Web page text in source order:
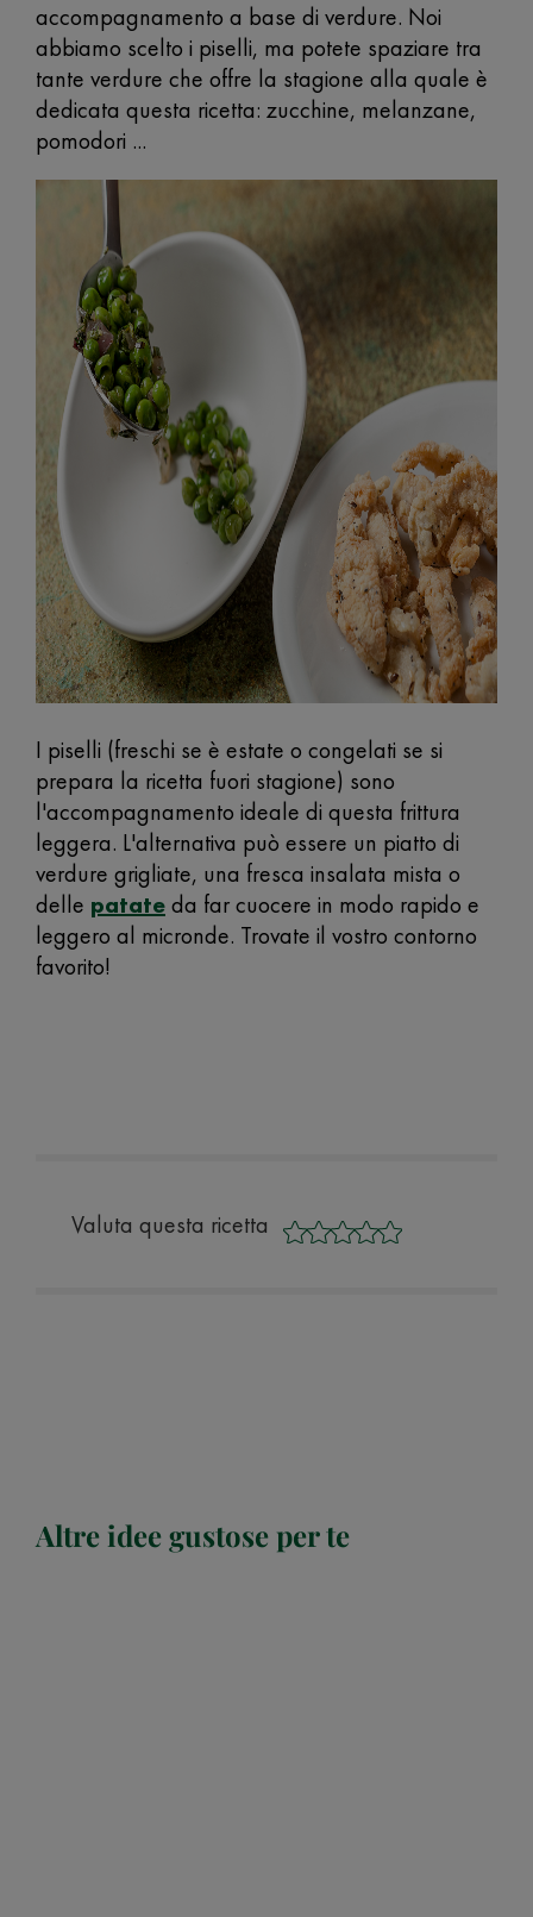
accompagnamento a base di verdure. Noi
abbiamo scelto i piselli, ma potete spaziare tra
tante verdure che offre la stagione alla quale è
dedicata questa ricetta: zucchine, melanzane,
pomodori ...
I piselli (freschi se è estate o congelati se si
prepara la ricetta fuori stagione) sono
l'accompagnamento ideale di questa frittura
leggera. L'alternativa può essere un piatto di
verdure grigliate, una fresca insalata mista o
delle patateda far cuocere in modo rapido e
leggero al micronde. Trovate il vostro contorno
favorito!
Valuta questa ricetta
Altre idee gustose per te